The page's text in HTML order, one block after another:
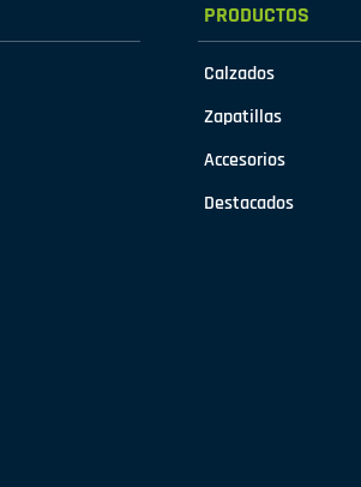
PRODUCTOS
Calzados
Zapatillas
Accesorios
Destacados